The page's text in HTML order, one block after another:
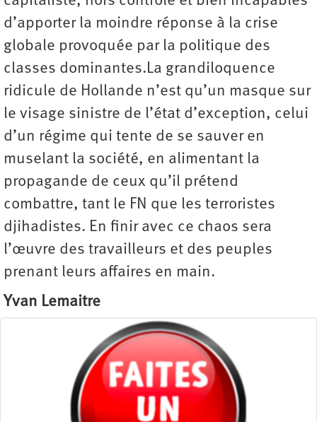
d’apporter la moindre réponse à la crise
globale provoquée par la politique des
classes dominantes.La grandiloquence
ridicule de Hollande n’est qu’un masque sur
le visage sinistre de l’état d’exception, celui
d’un régime qui tente de se sauver en
muselant la société, en alimentant la
propagande de ceux qu’il prétend
combattre, tant le FN que les terroristes
djihadistes. En finir avec ce chaos sera
l’œuvre des travailleurs et des peuples
prenant leurs affaires en main.
Yvan Lemaitre